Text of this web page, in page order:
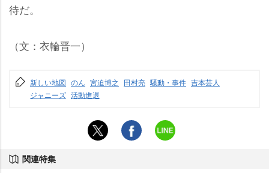
待だ。
（文：衣輪晋一）
新しい地図 のん 宮迫博之 田村亮 騒動・事件 吉本芸人
ジャニーズ 活動進退
関連特集